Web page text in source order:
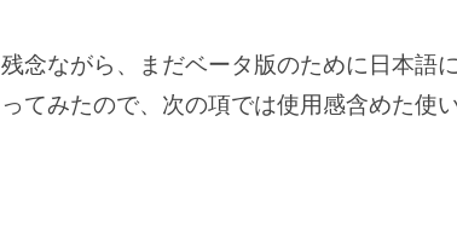
残念ながら、まだベータ版のために日本語
ってみたので、次の項では使用感含めた使